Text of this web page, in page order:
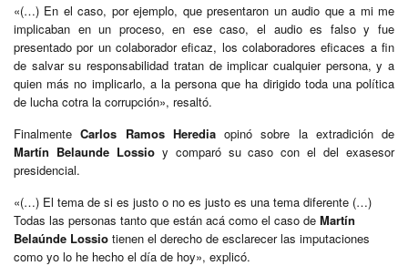
«(…) En el caso, por ejemplo, que presentaron un audio que a mi me
implicaban en un proceso, en ese caso, el audio es falso y fue
presentado por un colaborador eficaz, los colaboradores eficaces a fin
de salvar su responsabilidad tratan de implicar cualquier persona, y a
quien más no implicarlo, a la persona que ha dirigido toda una política
de lucha cotra la corrupción», resaltó.
FinalmenteCarlos Ramos Herediaopinó sobre la extradición de
Martín Belaunde Lossioy comparó su caso con el del exasesor
presidencial.
«(…) El tema de si es justo o no es justo es una tema diferente (…)
Todas las personas tanto que están acá como el caso de Martín
Belaúnde Lossio tienen el derecho de esclarecer las imputaciones
como yo lo he hecho el día de hoy», explicó.